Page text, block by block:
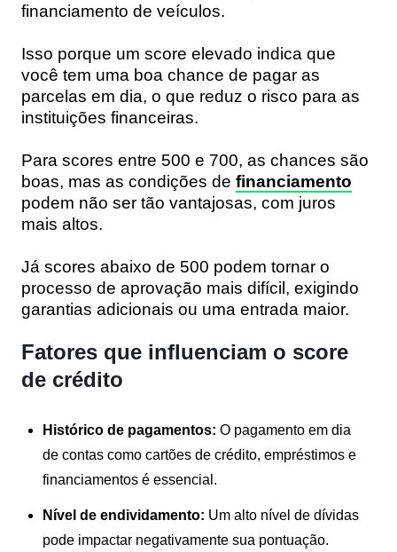
financiamento de veículos.
Isso porque um score elevado indica que
você tem uma boa chance de pagar as
parcelas em dia, o que reduz o risco para as
instituições financeiras.
Para scores entre 500 e 700, as chances são
boas, mas as condições de financiamento
podem não ser tão vantajosas, com juros
mais altos.
Já scores abaixo de 500 podem tornar o
processo de aprovação mais difícil, exigindo
garantias adicionais ou uma entrada maior.
Fatores que influenciam o score
de crédito
Histórico de pagamentos: O pagamento em dia
de contas como cartões de crédito, empréstimos e
financiamentos é essencial.
Nível de endividamento: Um alto nível de dívidas
pode impactar negativamente sua pontuação.